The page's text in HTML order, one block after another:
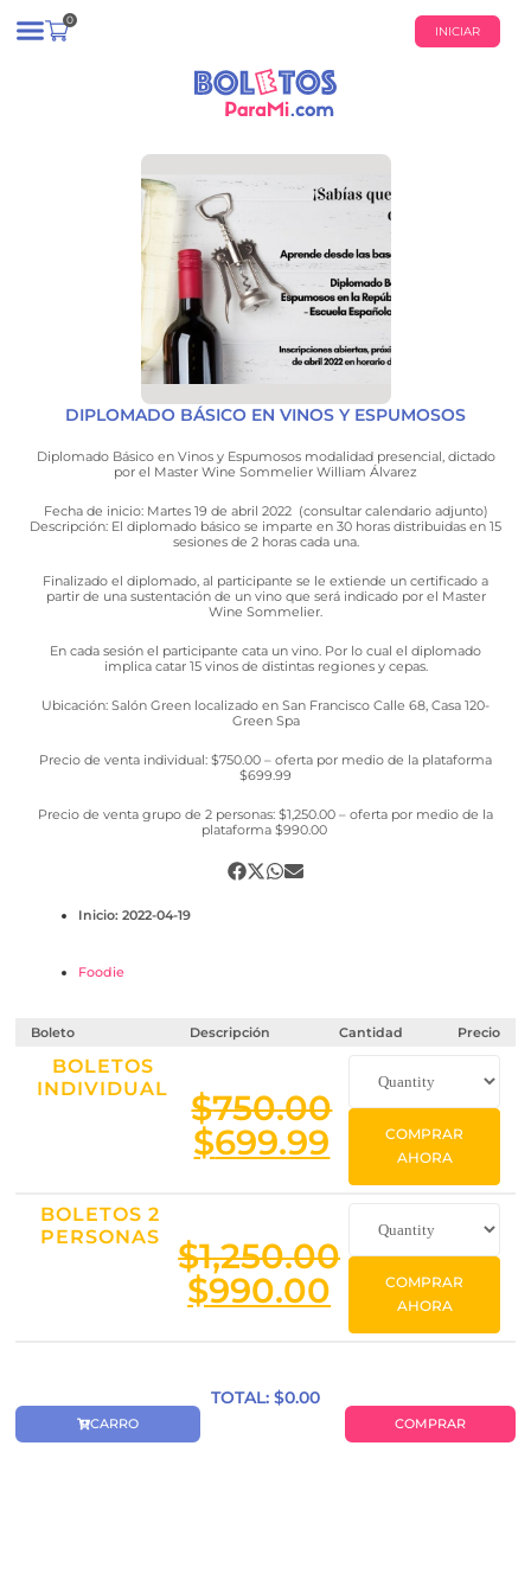
0
INICIAR
DIPLOMADO BÁSICO EN VINOS Y ESPUMOSOS
Diplomado Básico en Vinos y Espumosos modalidad presencial, dictado
por el Master Wine Sommelier William Álvarez
Fecha de inicio: Martes 19 de abril 2022 (consultar calendario adjunto)
Descripción: El diplomado básico se imparte en 30 horas distribuidas en 15
sesiones de 2 horas cada una.
Finalizado el diplomado, al participante se le extiende un certificado a
partir de una sustentación de un vino que será indicado por el Master
Wine Sommelier.
En cada sesión el participante cata un vino. Por lo cual el diplomado
implica catar 15 vinos de distintas regiones y cepas.
Ubicación: Salón Green localizado en San Francisco Calle 68, Casa 120-
Green Spa
Precio de venta individual: $750.00 – oferta por medio de la plataforma
$699.99
Precio de venta grupo de 2 personas: $1,250.00 – oferta por medio de la
plataforma $990.00
Inicio: 2022-04-19
Foodie
Boleto Descripción Cantidad Precio
BOLETOS
INDIVIDUAL
$750.00
$699.99
COMPRAR
AHORA
BOLETOS 2
PERSONAS
$1,250.00
$990.00
COMPRAR
AHORA
TOTAL: $0.00
CARRO COMPRAR